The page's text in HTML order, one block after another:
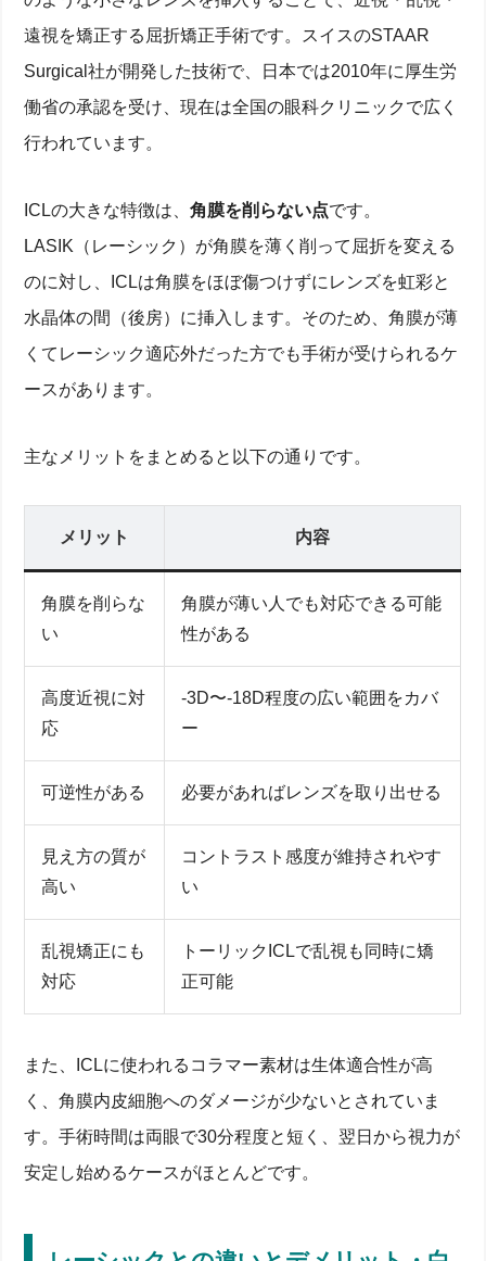
遠視を矯正する屈折矯正手術です。スイスのSTAAR
Surgical社が開発した技術で、日本では2010年に厚生労
働省の承認を受け、現在は全国の眼科クリニックで広く
行われています。
ICLの大きな特徴は、角膜を削らない点です。
LASIK（レーシック）が角膜を薄く削って屈折を変える
のに対し、ICLは角膜をほぼ傷つけずにレンズを虹彩と
水晶体の間（後房）に挿入します。そのため、角膜が薄
くてレーシック適応外だった方でも手術が受けられるケ
ースがあります。
主なメリットをまとめると以下の通りです。
メリット 内容
角膜を削らな
い
角膜が薄い人でも対応できる可能
性がある
高度近視に対
応
-3D〜-18D程度の広い範囲をカバ
ー
可逆性がある 必要があればレンズを取り出せる
見え方の質が
高い
コントラスト感度が維持されやす
い
乱視矯正にも
対応
トーリックICLで乱視も同時に矯
正可能
また、ICLに使われるコラマー素材は生体適合性が高
く、角膜内皮細胞へのダメージが少ないとされていま
す。手術時間は両眼で30分程度と短く、翌日から視力が
安定し始めるケースがほとんどです。